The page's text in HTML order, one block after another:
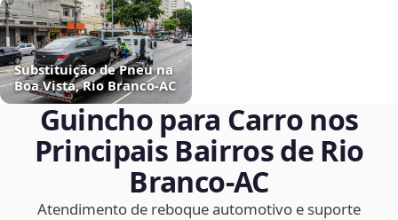
Substituição de Pneu na
Boa Vista, Rio Branco‑AC
Guincho para Carro nos
Principais Bairros de Rio
Branco‑AC
Atendimento de reboque automotivo e suporte